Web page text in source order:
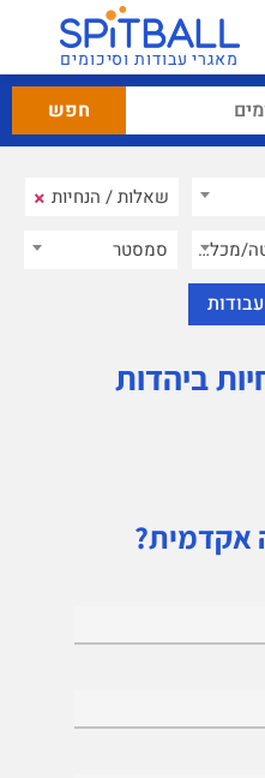
מאגרי עבודות וסיכומים
×
אוניברסיטה/מכללה סמסטר
ביהדות
אקדמית?